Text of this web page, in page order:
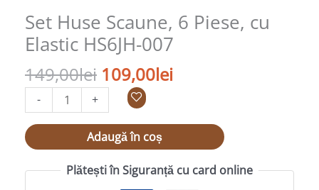
Set Huse Scaune, 6 Piese, cu
Elastic HS6JH-007
149,00lei 109,00lei
-
Piese,
cu
HS6JH-
007
+
Adaugă în coș
Plătești în Siguranță cu card online